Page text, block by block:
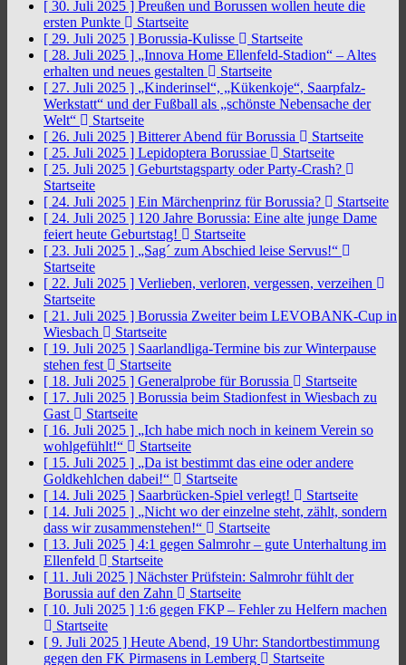
[ 30. Juli 2025 ] Preußen und Borussen wollen heute die
ersten Punkte
Startseite
[ 29. Juli 2025 ] Borussia-Kulisse
Startseite
[ 28. Juli 2025 ] „Innova Home Ellenfeld-Stadion“ – Altes
erhalten und neues gestalten
Startseite
[ 27. Juli 2025 ] „Kinderinsel“, „Kükenkoje“, Saarpfalz-
Werkstatt“ und der Fußball als „schönste Nebensache der
Welt“
Startseite
[ 26. Juli 2025 ] Bitterer Abend für Borussia
Startseite
[ 25. Juli 2025 ] Lepidoptera Borussiae
Startseite
[ 25. Juli 2025 ] Geburtstagsparty oder Party-Crash?
Startseite
[ 24. Juli 2025 ] Ein Märchenprinz für Borussia?
Startseite
[ 24. Juli 2025 ] 120 Jahre Borussia: Eine alte junge Dame
feiert heute Geburtstag!
Startseite
[ 23. Juli 2025 ] „Sag´ zum Abschied leise Servus!“
Startseite
[ 22. Juli 2025 ] Verlieben, verloren, vergessen, verzeihen
Startseite
[ 21. Juli 2025 ] Borussia Zweiter beim LEVOBANK-Cup in
Wiesbach
Startseite
[ 19. Juli 2025 ] Saarlandliga-Termine bis zur Winterpause
stehen fest
Startseite
[ 18. Juli 2025 ] Generalprobe für Borussia
Startseite
[ 17. Juli 2025 ] Borussia beim Stadionfest in Wiesbach zu
Gast
Startseite
[ 16. Juli 2025 ] „Ich habe mich noch in keinem Verein so
wohlgefühlt!“
Startseite
[ 15. Juli 2025 ] „Da ist bestimmt das eine oder andere
Goldkehlchen dabei!“
Startseite
[ 14. Juli 2025 ] Saarbrücken-Spiel verlegt!
Startseite
[ 14. Juli 2025 ] „Nicht wo der einzelne steht, zählt, sondern
dass wir zusammenstehen!“
Startseite
[ 13. Juli 2025 ] 4:1 gegen Salmrohr – gute Unterhaltung im
Ellenfeld
Startseite
[ 11. Juli 2025 ] Nächster Prüfstein: Salmrohr fühlt der
Borussia auf den Zahn
Startseite
[ 10. Juli 2025 ] 1:6 gegen FKP – Fehler zu Helfern machen
Startseite
[ 9. Juli 2025 ] Heute Abend, 19 Uhr: Standortbestimmung
gegen den FK Pirmasens in Lemberg
Startseite